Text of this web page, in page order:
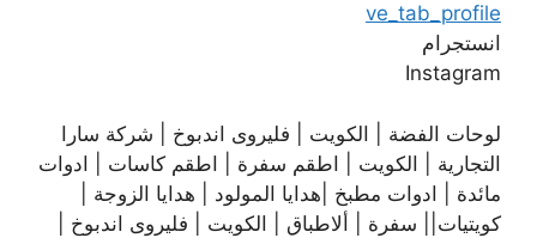
ve_tab_profile
انستجرام
Instagram
لوحات الفضة | الكويت | فليروى اندبوخ | شركة سارا
التجارية | الكويت | اطقم سفرة | اطقم كاسات | ادوات
مائدة | ادوات مطبخ |هدايا المولود | هدايا الزوجة |
كويتيات|| سفرة | ألاطباق | الكويت | فليروى اندبوخ |